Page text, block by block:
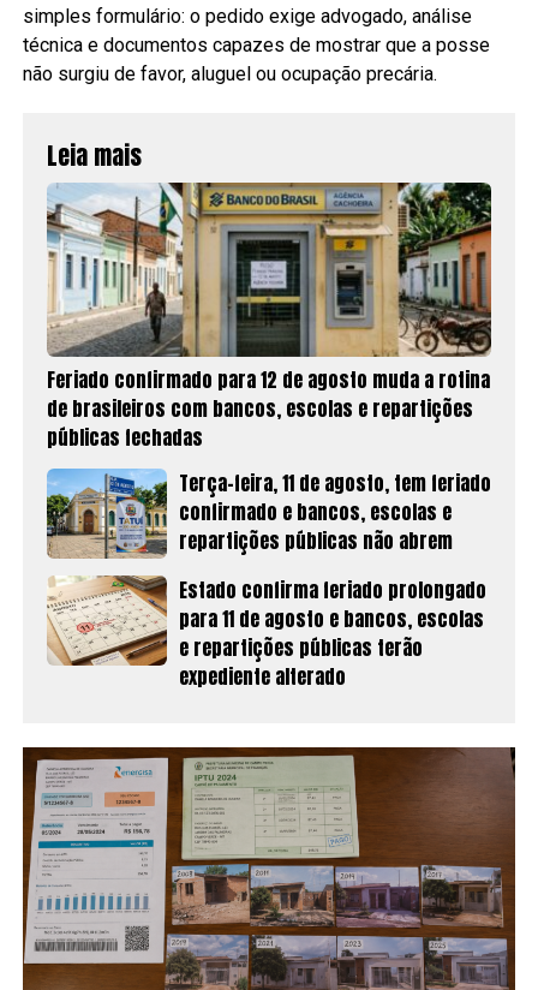
simples formulário: o pedido exige advogado, análise
técnica e documentos capazes de mostrar que a posse
não surgiu de favor, aluguel ou ocupação precária.
Leia mais
Feriado confirmado para 12 de agosto muda a rotina
de brasileiros com bancos, escolas e repartições
públicas fechadas
Terça-feira, 11 de agosto, tem feriado
confirmado e bancos, escolas e
repartições públicas não abrem
Estado confirma feriado prolongado
para 11 de agosto e bancos, escolas
e repartições públicas terão
expediente alterado